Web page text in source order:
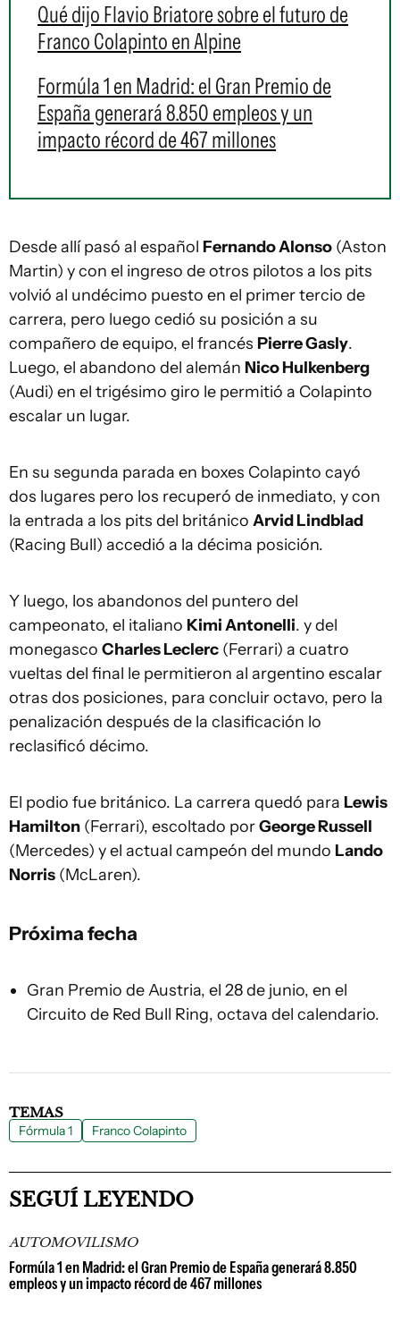
Qué dijo Flavio Briatore sobre el futuro de
Franco Colapinto en Alpine
Formúla 1 en Madrid: el Gran Premio de
España generará 8.850 empleos y un
impacto récord de 467 millones
Desde allí pasó al español Fernando Alonso (Aston
Martin) y con el ingreso de otros pilotos a los pits
volvió al undécimo puesto en el primer tercio de
carrera, pero luego cedió su posición a su
compañero de equipo, el francés Pierre Gasly.
Luego, el abandono del alemán Nico Hulkenberg
(Audi) en el trigésimo giro le permitió a Colapinto
escalar un lugar.
En su segunda parada en boxes Colapinto cayó
dos lugares pero los recuperó de inmediato, y con
la entrada a los pits del británico Arvid Lindblad
(Racing Bull) accedió a la décima posición.
Y luego, los abandonos del puntero del
campeonato, el italiano Kimi Antonelli. y del
monegasco Charles Leclerc (Ferrari) a cuatro
vueltas del final le permitieron al argentino escalar
otras dos posiciones, para concluir octavo, pero la
penalización después de la clasificación lo
reclasificó décimo.
El podio fue británico. La carrera quedó para Lewis
Hamilton (Ferrari), escoltado porGeorge Russell
(Mercedes) y el actual campeón del mundo Lando
Norris (McLaren).
Próxima fecha
Gran Premio de Austria, el 28 de junio, en el
Circuito de Red Bull Ring, octava del calendario.
TEMAS
Fórmula 1 Franco Colapinto
SEGUÍ LEYENDO
AUTOMOVILISMO
Formúla 1 en Madrid: el Gran Premio de España generará 8.850
empleos y un impacto récord de 467 millones